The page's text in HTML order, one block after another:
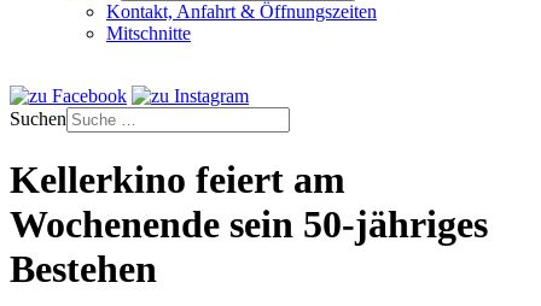
Kontakt, Anfahrt & Öffnungszeiten
Mitschnitte
Suchen
Kellerkino feiert am
Wochenende sein 50-jähriges
Bestehen